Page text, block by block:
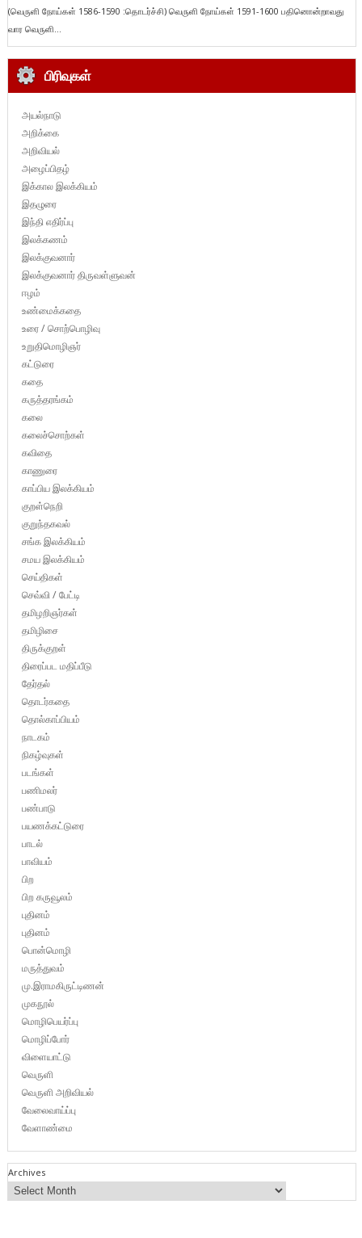
(வெருளி நோய்கள் 1586-1590 :தொடர்ச்சி) வெருளி நோய்கள் 1591-1600 பதினொன்றாவது
வார வெருளி...
பிரிவுகள்
அயல்நாடு
அறிக்கை
அறிவியல்
அழைப்பிதழ்
இக்கால இலக்கியம்
இதழுரை
இந்தி எதிர்ப்பு
இலக்கணம்
இலக்குவனார்
இலக்குவனார் திருவள்ளுவன்
ஈழம்
உண்மைக்கதை
உரை / சொற்பொழிவு
உறுதிமொழிஞர்
கட்டுரை
கதை
கருத்தரங்கம்
கலை
கலைச்சொற்கள்
கவிதை
காணுரை
காப்பிய இலக்கியம்
குறள்நெறி
குறுந்தகவல்
சங்க இலக்கியம்
சமய இலக்கியம்
செய்திகள்
செவ்வி / பேட்டி
தமிழறிஞர்கள்
தமிழிசை
திருக்குறள்
திரைப்பட மதிப்பீடு
தேர்தல்
தொடர்கதை
தொல்காப்பியம்
நாடகம்
நிகழ்வுகள்
படங்கள்
பணிமலர்
பண்பாடு
பயணக்கட்டுரை
பாடல்
பாவியம்
பிற
பிற கருவூலம்
புதினம்
புதினம்
பொன்மொழி
மருத்துவம்
மு.இராமகிருட்டிணன்
முகநூல்
மொழிபெயர்ப்பு
மொழிப்போர்
விளையாட்டு
வெருளி
வெருளி அறிவியல்
வேலைவாய்ப்பு
வேளாண்மை
Archives